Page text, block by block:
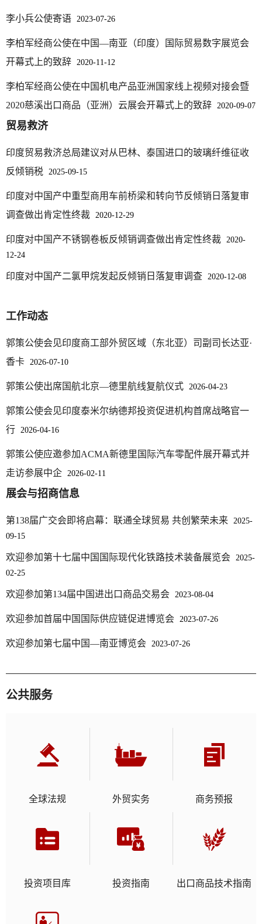
李小兵公使寄语 2023-07-26
李柏军经商公使在中国—南亚（印度）国际贸易数字展览会
开幕式上的致辞 2020-11-12
李柏军经商公使在中国机电产品亚洲国家线上视频对接会暨
2020慈溪出口商品（亚洲）云展会开幕式上的致辞 2020-09-07
贸易救济
印度贸易救济总局建议对从巴林、泰国进口的玻璃纤维征收
反倾销税
2025-09-15
印度对中国产中重型商用车前桥梁和转向节反倾销日落复审
调查做出肯定性终裁 2020-12-29
印度对中国产不锈钢卷板反倾销调查做出肯定性终裁 2020-
12-24
印度对中国产二氯甲烷发起反倾销日落复审调查 2020-12-08
工作动态
郭策公使会见印度商工部外贸区域（东北亚）司副司长达亚·
香卡 2026-07-10
郭策公使出席国航北京—德里航线复航仪式 2026-04-23
郭策公使会见印度泰米尔纳德邦投资促进机构首席战略官一
行 2026-04-16
郭策公使应邀参加ACMA新德里国际汽车零配件展开幕式并
走访参展中企 2026-02-11
展会与招商信息
第138届广交会即将启幕：联通全球贸易 共创繁荣未来 2025-
09-15
欢迎参加第十七届中国国际现代化铁路技术装备展览会 2025-
02-25
欢迎参加第134届中国进出口商品交易会 2023-08-04
欢迎参加首届中国国际供应链促进博览会 2023-07-26
欢迎参加第七届中国—南亚博览会 2023-07-26
公共服务
全球法规 外贸实务 商务预报
投资项目库 投资指南 出口商品技术指南